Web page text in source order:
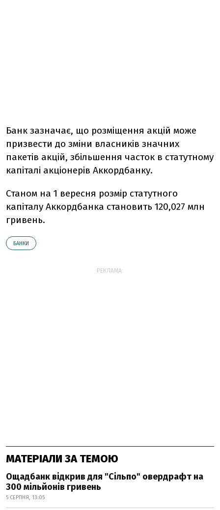
Банк зазначає, що розміщення акцій може
призвести до зміни власників значних
пакетів акцій, збільшення часток в статутному
капіталі акціонерів Аккордбанку.
Станом на 1 вересня розмір статутного
капіталу Аккордбанка становить 120,027 млн
гривень.
БАНКИ
РЕКЛАМА:
МАТЕРІАЛИ ЗА ТЕМОЮ
Ощадбанк відкрив для "Сільпо" овердрафт на
300 мільйонів гривень
5 СЕРПНЯ, 13:05